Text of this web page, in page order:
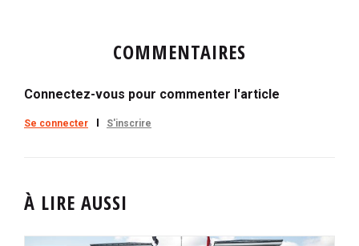
COMMENTAIRES
Connectez-vous pour commenter l'article
Se connecter S'inscrire
À LIRE AUSSI